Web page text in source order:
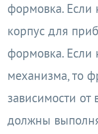
формовка. Если
корпус для
формовка. Если
механизма, то
зависимости
должны